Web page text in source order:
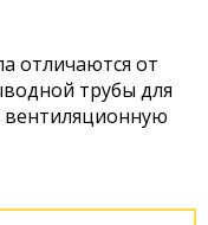
отличаются от
трубы для
вентиляционную